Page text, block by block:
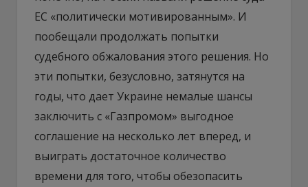
ЕС «политически мотивированным». И
пообещали продолжать попытки
судебного обжалования этого решения. Но
эти попытки, безусловно, затянутся на
годы, что дает Украине немалые шансы
заключить с «Газпромом» выгодное
соглашение на несколько лет вперед, и
выиграть достаточное количество
времени для того, чтобы обезопасить